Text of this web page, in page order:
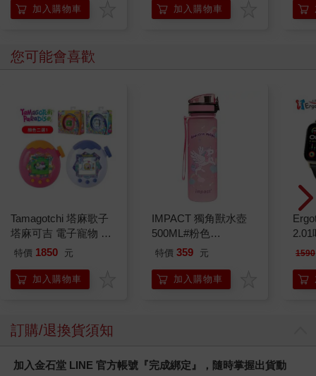
加入購物車
包、毯子，自由應用！
加入購物車
您可能會喜歡
Tamagotchi 塔麻歌子
塔麻可吉 電子寵物 樂
園系列（熱帶橙果／極
特價 1850 元
加入購物車
IMPACT 獨角獸水壺
500ML#粉色
IM00B11PK
特價 359 元
加入購物車
2.01
1590
訂購/退換貨須知
加入金石堂 LINE 官方帳號『完成綁定』，隨時掌握出貨動